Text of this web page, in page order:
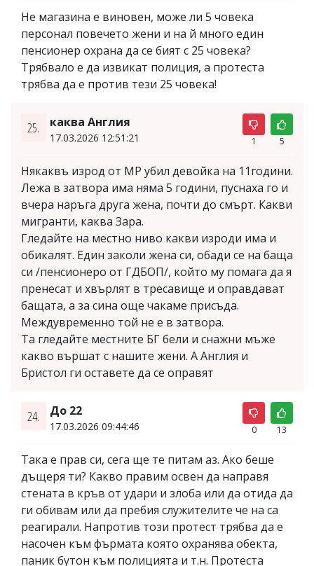
Не магазина е виновен, може ли 5 човека
персонал повечето жени и на й много един
пенсионер охрана да се бият с 25 човека?
Трябвало е да извикат полиция, а протеста
трябва да е против тези 25 човека!
25. каква Англия
17.03.2026 12:51:21 1 5
Някаквъ изрод от МР убил девойка на 11години.
Лежа в затвора има няма 5 години, пуснаха го и
вчера наръга друга жена, почти до смърт. Какви
мигранти, каква Зара.
Гледайте на местно ниво какви изроди има и
обикалят. Един заколи жена си, обади се на баща
си /пенсионеро от ГДБОП/, който му помага да я
пренесат и хвърлят в тресавище и оправдават
бащата, а за сина още чакаме присъда.
Междувременно той не е в затвора.
Та гледайте местните БГ бели и снажни мъже
какво вършат с нашите жени. А Англия и
Бристол ги оставете да се оправят
24. До 22
17.03.2026 09:44:46 0 13
Така е прав си, сега ще те питам аз. Ако беше
дъщеря ти? Какво правим освен да направя
стената в кръв от удари и злоба или да отида да
ги обивам или да пребия служителите че на са
реагирали. Напротив този протест трябва да е
насочен към фърмата която охранява обекта,
паник бутон към полицията и т.н. Протеста